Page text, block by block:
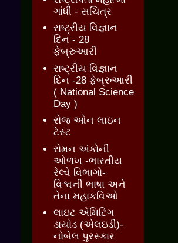
ગાંધી - સચિત્ર
રાષ્ટ્રીય વિજ્ઞાન
દિન - 28
ફેબ્રુઆરી
રાષ્ટ્રીય વિજ્ઞાન
દિન -28 ફેબ્રુઆરી
( National Science
Day )
રોજ ઓન લાઇન
ટેસ્ટ
રોમન અંકોની
ઓળખ -ભારતીય
રેલ્વે વિભાગો-
વિશ્વની ભાષા અને
તેના મહાકવિઓ
લાઇટ એમિટિંગ
ડાયોડ (એલઇડી)-
નોબેલ પુરસ્કાર